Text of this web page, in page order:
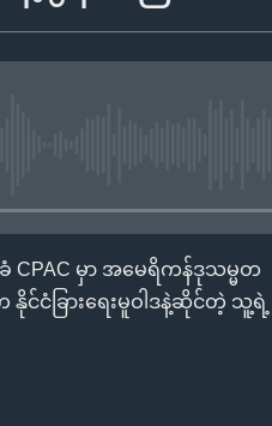
CPAC မှာ အမေရိကန်ဒုသမ္မတ
နိုင်ငံခြားရေးမူဝါဒနဲ့ဆိုင်တဲ့ သူ့ရဲ့